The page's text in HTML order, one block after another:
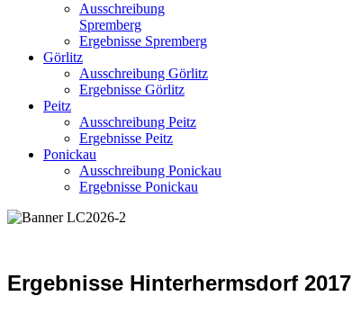
Ausschreibung
Spremberg
Ergebnisse Spremberg
Görlitz
Ausschreibung Görlitz
Ergebnisse Görlitz
Peitz
Ausschreibung Peitz
Ergebnisse Peitz
Ponickau
Ausschreibung Ponickau
Ergebnisse Ponickau
Ergebnisse Hinterhermsdorf 2017